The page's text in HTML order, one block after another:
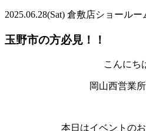
2025.06.28(Sat) 倉敷店ショールー
玉野市の方必見！！
こんにち
岡山西営業所
本日はイベントのお